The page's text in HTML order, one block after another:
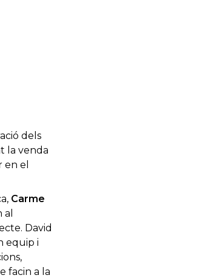
dels
la venda
en el
Carme
David
equip i
facin a la